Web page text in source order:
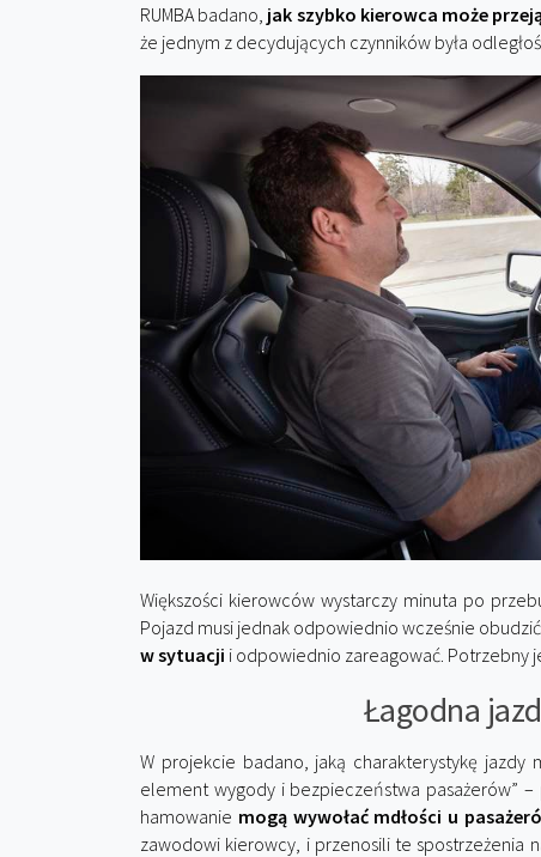
RUMBA badano, jak szybko kierowca może
że jednym z decydujących czynników była
Większości kierowców wystarczy minuta po
Pojazd musi jednak odpowiednio wcześnie
w sytuacji i odpowiednio zareagować. Potrzebny
Łagodna
W projekcie badano, jaką charakterystykę jazdy
element wygody i bezpieczeństwa pasażerów” –
hamowanie mogą wywołać mdłości u
zawodowi kierowcy, i przenosili te spostrzeżenia